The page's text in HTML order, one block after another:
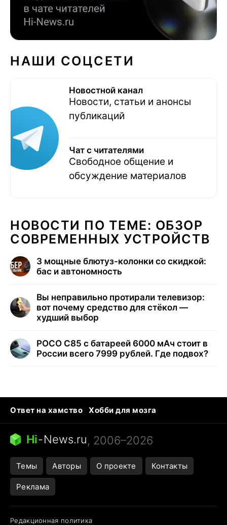
НАШИ СОЦСЕТИ
Новостной канал
Новости, статьи и анонсы
публикаций
Чат с читателями
Свободное общение и
обсуждение материалов
НОВОСТИ ПО ТЕМЕ: ОБЗОР
СОВРЕМЕННЫХ УСТРОЙСТВ
3 мощные блютуз-колонки со скидкой:
бас и автономность
Вы неправильно протирали телевизор:
вот почему средство для стёкол —
худший выбор
POCO C85 с батареей 6000 мАч стоит в
России всего 7999 рублей. Где подвох?
Ответ на хамство
Хобби для мозга
Бензин 100 и 95
Тунцы в океанариуме
Следующая пандемия
Hi-News.ru, 2006–2026
Темы Авторы О проекте Контакты
Реклама
Редакционная политика